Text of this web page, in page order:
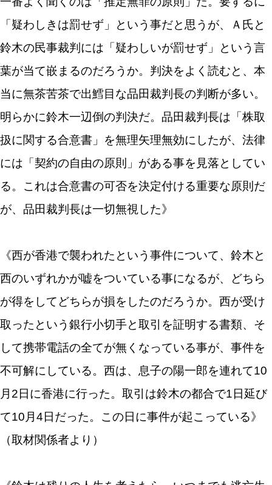
「疑わしきは罰せず」という事だと思うが、Ａ氏と
鈴木の民事裁判には「疑わしいが罰せず」という言
葉が当て嵌まるのだろうか。判決をよく読むと、本
当に無茶苦茶で出鱈目な品田裁判長の判断が多い。
明らかに鈴木一辺倒の判決だ。品田裁判長は「株取
扱に関する合意書」を無理矢理無効にしたが、法律
には「契約の自由の原則」がある事を見落としてい
る。これは合意書の可否を決定付ける重要な原則だ
が、品田裁判長は一切無視した》
《西が香港で襲われたという事件について、鈴木と
西のいずれかが嘘をついている事になるが、どちら
が得をしてどちらが損をしたのだろうか。西が受け
取ったという銀行小切手と取引を証明する書類、そ
して携帯電話の全てが無くなっている事が、事件を
不可解にしている。西は、息子の陽一郎を連れて10
月2日に香港に行った。取引は鈴木の都合で1日延び
て10月4日だった。この日に事件が起こっている》
（取材関係者より）